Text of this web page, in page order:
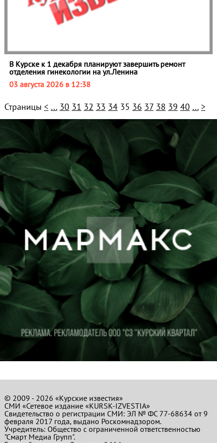
В Курске к 1 декабря планируют завершить ремонт
отделения гинекологии на ул.Ленина
03 августа 2026 в 12:38
Страницы < ... 30 31 32 33 34 35 36 37 38 39 40 ... >
© 2009 - 2026 «Курские известия»
СМИ «Сетевое издание «KURSK-IZVESTIA»
Свидетельство о регистрации СМИ: ЭЛ № ФС 77-68634 от 9
февраля 2017 года, выдано Роскомнадзором.
Учредитель: Общество с ограниченной ответственностью
"Смарт Медиа Групп".